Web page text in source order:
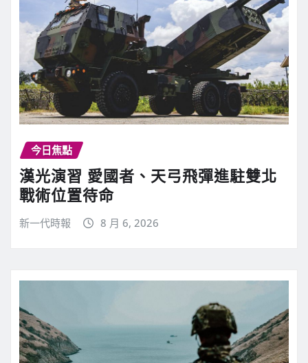
今日焦點
漢光演習 愛國者、天弓飛彈進駐雙北
戰術位置待命
新一代時報 8 月 6, 2026